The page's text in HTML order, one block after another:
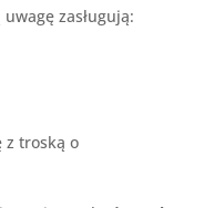
zasługują:
z troską o